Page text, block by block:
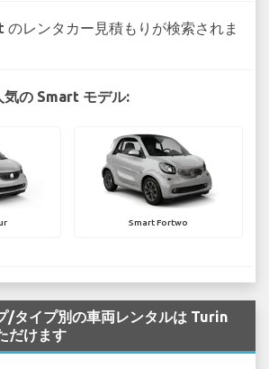
のレンタカー見積もりが検索されま
気の Smart モデル:
Smart Fortwo
/タイプ別の車両レンタルは Turin
だけます